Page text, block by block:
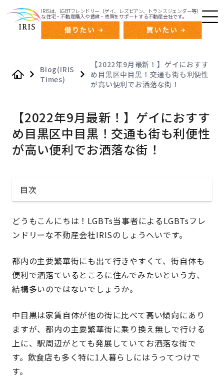
IRISは、LGBTフレンドリー（ゲイ、レズビアン、トランスジェンダー等）
な住宅・不動産購入や賃貸・売買をサポートする不動産会社です。
Blog(IRIS
Times)
【2022年9月最新！】ゲイにおすす
め目黒区中目黒！交通も街も利便性
が高い便利でお洒落な街！
【2022年9月最新！】ゲイにおすす
め目黒区中目黒！交通も街も利便性
が高い便利でお洒落な街！
どうもこんにちは！LGBTs当事者によるLGBTsフレ
ンドリーな不動産会社IRISのしょうへいです。
都内の主要繁華街にも出て行きやすくて、街自体も
便利で洒落ているところに住んでみたいという方、
結構多いのではないでしょうか。
中目黒は家賃自体が他の街に比べて高い傾向にあり
ますが、都内の主要繁華街に乗り換え無しで行ける
上に、駅周辺がとても発展していてお洒落な街で
す。飲食店も多く特に1人暮らしにはうってつけで
す。
目次